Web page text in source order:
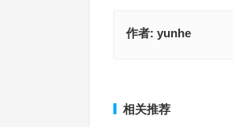
作者: yunhe
相关推荐